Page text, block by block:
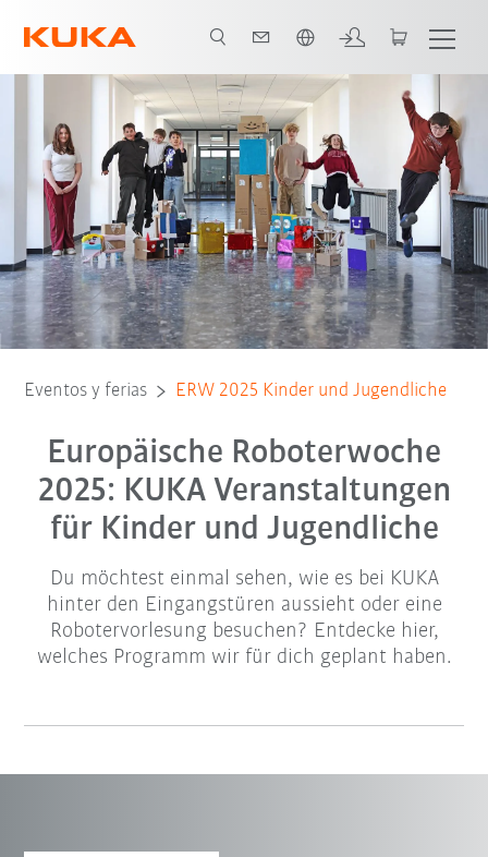
Veranstaltungen für Kinder Anmeldung
Eventos y ferias ERW 2025 Kinder und Jugendliche
Europäische Roboterwoche
2025: KUKA Veranstaltungen
für Kinder und Jugendliche
Du möchtest einmal sehen, wie es bei KUKA
hinter den Eingangstüren aussieht oder eine
Robotervorlesung besuchen? Entdecke hier,
welches Programm wir für dich geplant haben.